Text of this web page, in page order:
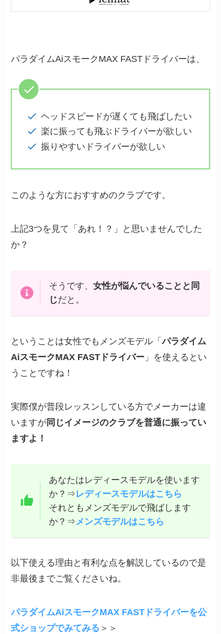
パラダイムAiスモークMAX FASTドライバーは、
ヘッドスピードが遅くても飛ばしたい
楽に振っても飛ぶドライバーが欲しい
振りやすいドライバーが欲しい
このような方におすすめのクラブです。
上記3つを見て「あれ！？」と思いませんでした
か？
そうです、 女性が悩んでいることと同
じだと。
ということは女性でもメンズモデル「パラダイム
AiスモークMAX FASTドライバー 」を使えるとい
うことですね！
実際僕が普段レッスンしている方でメーカーは違
いますが 同じイメージのクラブを普通に振ってい
ますよ！
あなたはレディースモデルを使います
か？⇒レディースモデルはこちら
それともメンズモデルで飛ばします
か？⇒ メンズモデルはこちら
以下使える理由と有利な点を解説しているので是
非最後までご覧くださいね。
パラダイムAiスモークMAX FASTドライバーを公
式ショップでみてみる ＞＞